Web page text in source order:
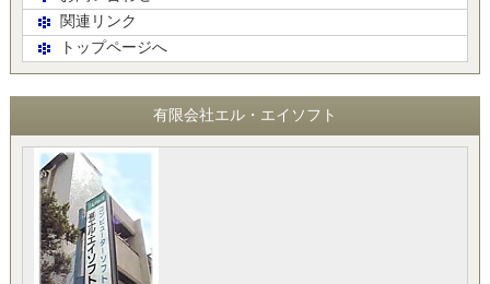
関連リンク
トップページへ
有限会社エル・エイソフト